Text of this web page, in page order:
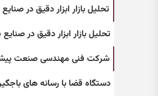
تحلیل بازار ابزار دقیق در
تحلیل بازار ابزار دقیق در
شرکت فنی مهندسی صنعت
دستگاه قضا با رسانه های